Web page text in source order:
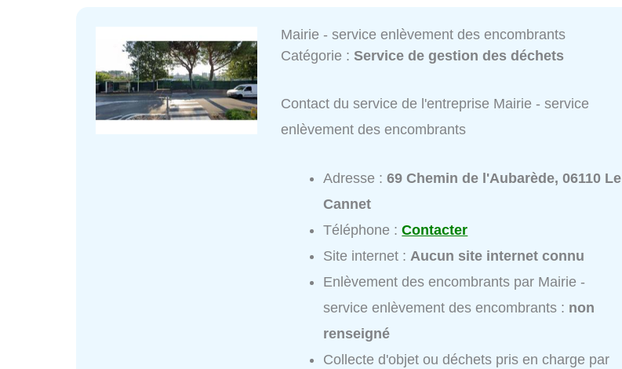
Mairie - service enlèvement des encombrants
Catégorie :Service de gestion des déchets
Contact du service de l'entreprise Mairie - service
enlèvement des encombrants
Adresse :69 Chemin de l'Aubarède, 06110 Le
Cannet
Téléphone :Contacter
Site internet :Aucun site internet connu
Enlèvement des encombrants par Mairie -
service enlèvement des encombrants : non
renseigné
Collecte d'objet ou déchets pris en charge par